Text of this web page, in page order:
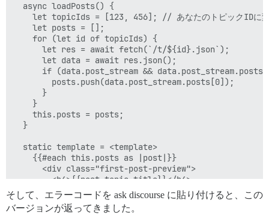
  async loadPosts() {
let topicIds = [123, 456]; // あなたのトピックIDに
    let posts = [];
    for (let id of topicIds) {
      let res = await fetch(`/t/${id}.json`);
      let data = await res.json();
if (data.post_stream &&
        posts.push(data.post_stream.posts[0]);
      }
    }
    this.posts = posts;
  }
  static template = <template>
    {{#each this.posts as |post|}}
      <div class="first-post-preview">
        <h4>{{post.topic_title}}</h4>
        {{{post.cooked}}}
      </div>
    {{/each}}
そして、エラーコードを ask discourse に貼り付けると、この
バージョンが返ってきました。